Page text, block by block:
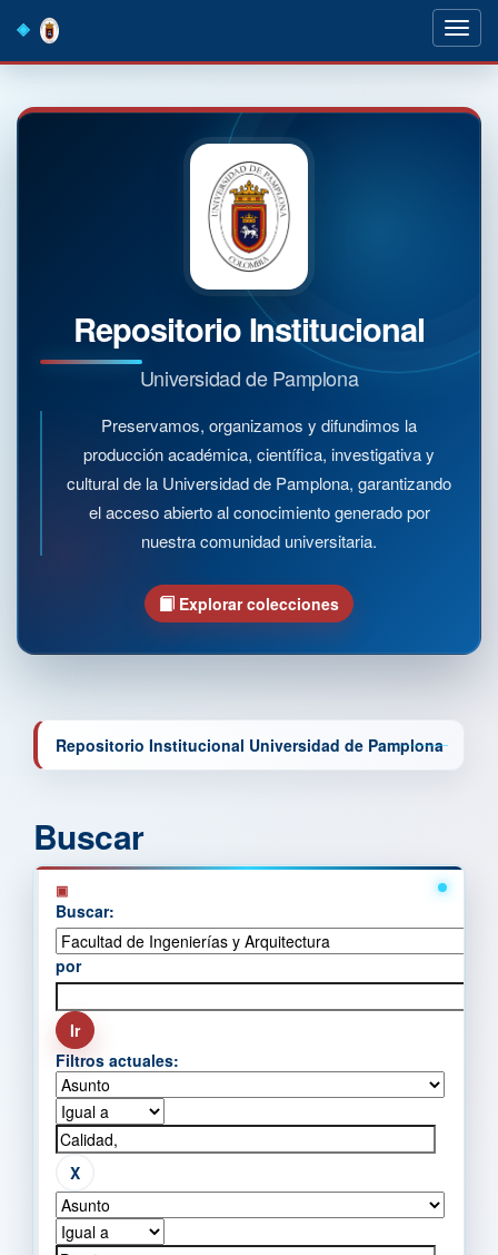
navigation
Repositorio Institucional
Universidad de Pamplona
Preservamos, organizamos y difundimos la
producción académica, científica, investigativa y
cultural de la Universidad de Pamplona, garantizando
el acceso abierto al conocimiento generado por
nuestra comunidad universitaria.
Explorar colecciones
Repositorio Institucional Universidad de Pamplona
Buscar
Buscar:
por
Filtros actuales: